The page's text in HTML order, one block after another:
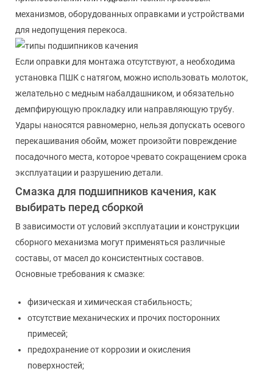
механизмов, оборудованных оправками и устройствами
для недопущения перекоса.
Если оправки для монтажа отсутствуют, а необходима
установка ПШК с натягом, можно использовать молоток,
желательно с медным набалдашником, и обязательно
демпфирующую прокладку или направляющую трубу.
Удары наносятся равномерно, нельзя допускать осевого
перекашивания обойм, может произойти повреждение
посадочного места, которое чревато сокращением срока
эксплуатации и разрушению детали.
Смазка для подшипников качения, как
выбирать перед сборкой
В зависимости от условий эксплуатации и конструкции
сборного механизма могут применяться различные
составы, от масел до консистентных составов.
Основные требования к смазке:
физическая и химическая стабильность;
отсутствие механических и прочих посторонних
примесей;
предохранение от коррозии и окисления
поверхностей;